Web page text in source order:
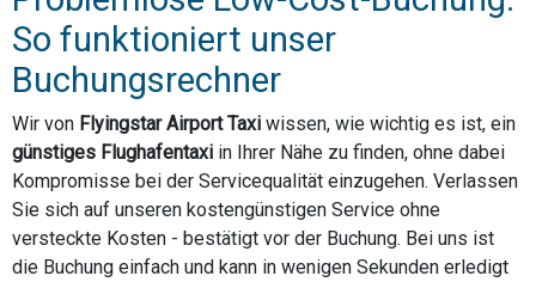
So funktioniert unser
Buchungsrechner
Wir von Flyingstar Airport Taxi wissen, wie wichtig es ist, ein
günstiges Flughafentaxi in Ihrer Nähe zu finden, ohne dabei
Kompromisse bei der Servicequalität einzugehen. Verlassen
Sie sich auf unseren kostengünstigen Service ohne
versteckte Kosten - bestätigt vor der Buchung. Bei uns ist
die Buchung einfach und kann in wenigen Sekunden erledigt